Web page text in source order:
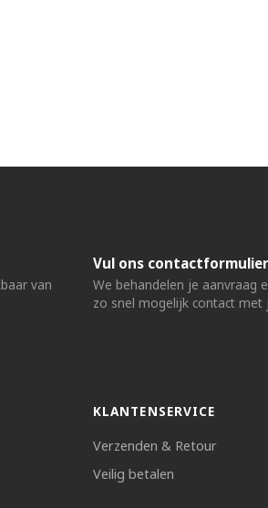
van
Vul ons
We behandelen je aanvraag
zo snel mogelijk contact met
KLANTENSERVICE
Verzenden & Retour
Veilig betalen